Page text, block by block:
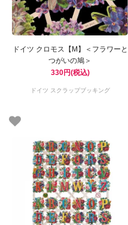
ドイツ クロモス【M】＜フラワーと
つがいの鳩＞
330円(税込)
ドイツ スクラップブッキング